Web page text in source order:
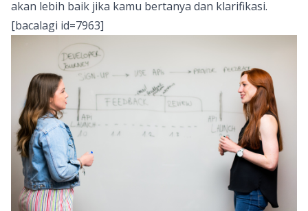
akan lebih baik jika kamu bertanya dan klarifikasi.
[bacalagi id=7963]